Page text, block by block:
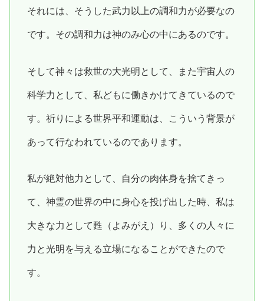
それには、そうした武力以上の調和力が必要なの
です。その調和力は神のみ心の中にあるのです。
そして神々は救世の大光明として、また宇宙人の
科学力として、私どもに働きかけてきているので
す。祈りによる世界平和運動は、こういう背景が
あって行なわれているのであります。
私が絶対他力として、自分の肉体身を捨てきっ
て、神霊の世界の中に身心を投げ出した時、私は
大きな力として甦（よみがえ）り、多くの人々に
力と光明を与える立場になることができたので
す。